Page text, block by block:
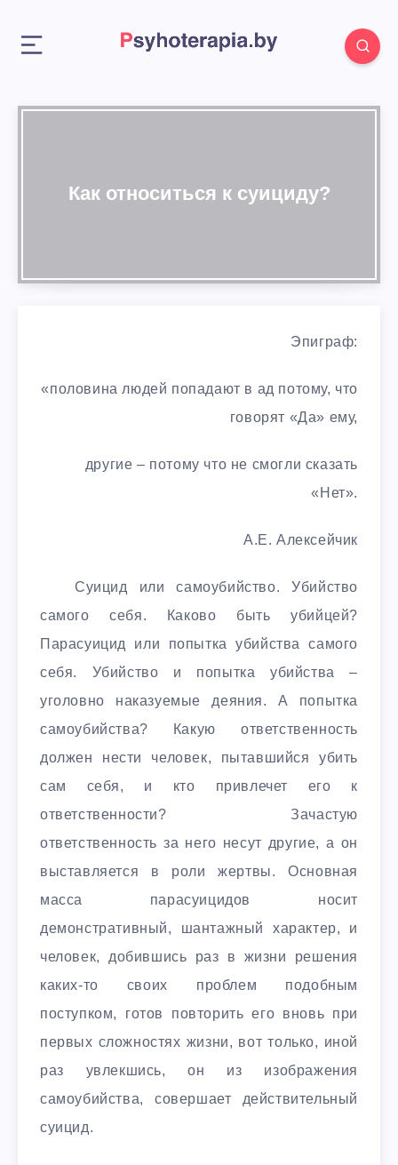
Как относиться к суициду?
Эпиграф:
«половина людей попадают в ад потому, что
говорят «Да» ему,
другие – потому что не смогли сказать
«Нет».
А.Е. Алексейчик
Суицид или самоубийство. Убийство
самого себя. Каково быть убийцей?
Парасуицид или попытка убийства самого
себя. Убийство и попытка убийства –
уголовно наказуемые деяния. А попытка
самоубийства? Какую ответственность
должен нести человек, пытавшийся убить
сам себя, и кто привлечет его к
ответственности? Зачастую
ответственность за него несут другие, а он
выставляется в роли жертвы. Основная
масса парасуицидов носит
демонстративный, шантажный характер, и
человек, добившись раз в жизни решения
каких-то своих проблем подобным
поступком, готов повторить его вновь при
первых сложностях жизни, вот только, иной
раз увлекшись, он из изображения
самоубийства, совершает действительный
суицид.